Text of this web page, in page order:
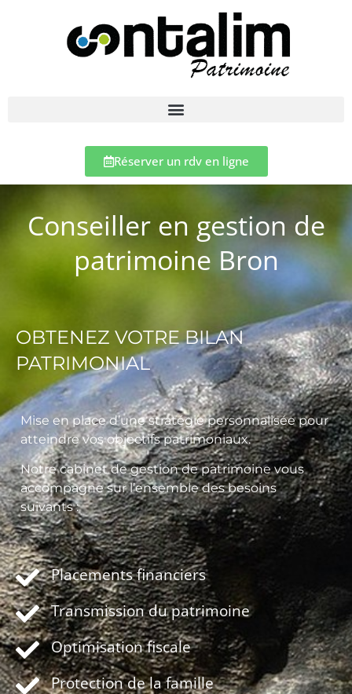
Réserver un rdv en ligne
Conseiller en gestion de
patrimoine Bron
OBTENEZ VOTRE BILAN
PATRIMONIAL
Mise en place d’une stratégie personnalisée pour
atteindre vos objectifs patrimoniaux.
Notre cabinet de gestion de patrimoine vous
accompagne sur l’ensemble des besoins
suivants :
Placements financiers
Transmission du patrimoine
Optimisation fiscale
Protection de la famille